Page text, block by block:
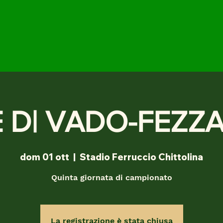
D| VADO-
dom 01 ott
  |
Stadio Ferruccio Chittolina
Quinta giornata di campionato
La registrazione è stata chiusa